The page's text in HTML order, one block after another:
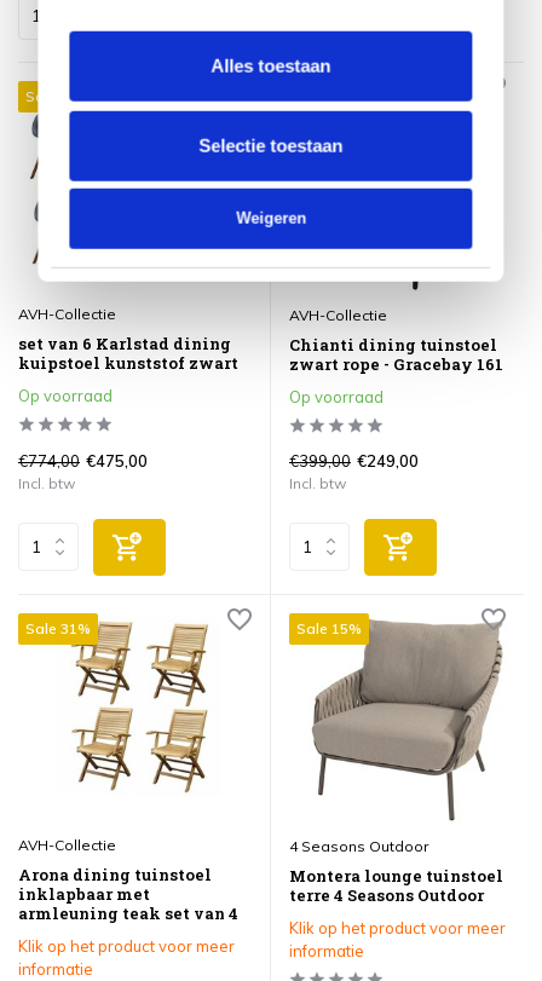
Alles toestaan
Selectie toestaan
Weigeren
Sale 39%
AVH-Collectie
set van 6 Karlstad dining
kuipstoel kunststof zwart
Op voorraad
€774,00 €475,00
Incl. btw
Sale 38%
AVH-Collectie
Chianti dining tuinstoel
zwart rope - Gracebay 161
Op voorraad
€399,00 €249,00
Incl. btw
Sale 31%
AVH-Collectie
Arona dining tuinstoel
inklapbaar met
armleuning teak set van 4
Klik op het product voor meer
informatie
Sale 15%
4 Seasons Outdoor
Montera lounge tuinstoel
terre 4 Seasons Outdoor
Klik op het product voor meer
informatie